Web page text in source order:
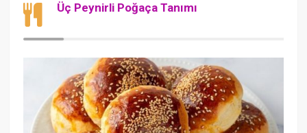
Üç Peynirli Poğaça Tanımı